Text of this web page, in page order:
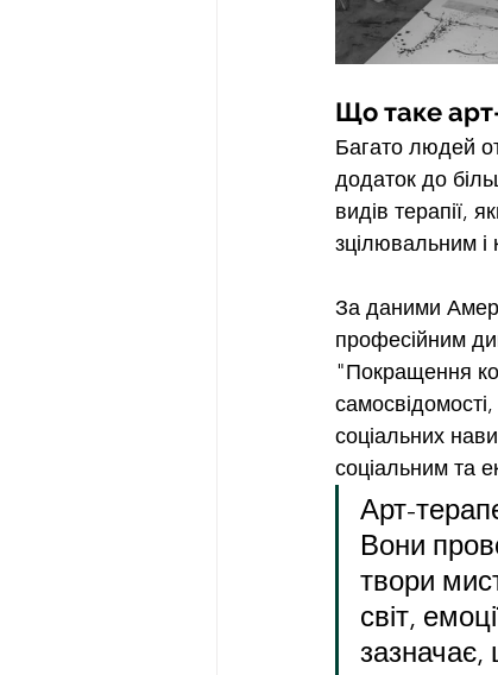
Що таке
Багато людей
додаток до
видів терапії,
зцілювальним і
За даними
професійним
"Покращення
соціальних
соціальним та
Арт-
Вони
твори
світ,
зазначає,